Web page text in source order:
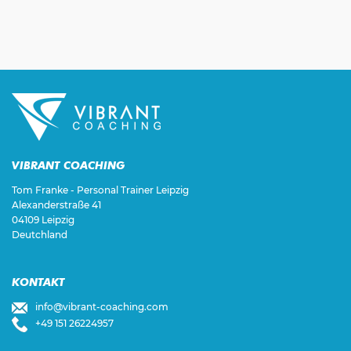
VIBRANT COACHING
Tom Franke - Personal Trainer Leipzig
Alexanderstraße 41
04109 Leipzig
Deutchland
KONTAKT
info@vibrant-coaching.com
+49 151 26224957